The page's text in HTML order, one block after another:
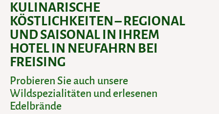
KULINARISCHE
KÖSTLICHKEITEN – REGIONAL
UND SAISONAL IN IHREM
HOTEL IN NEUFAHRN BEI
FREISING
Probieren Sie auch unsere
Wildspezialitäten und erlesenen
Edelbrände